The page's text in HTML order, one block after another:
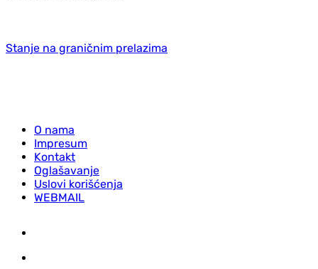
Stanje na graničnim prelazima
O nama
Impresum
Kontakt
Oglašavanje
Uslovi korišćenja
WEBMAIL